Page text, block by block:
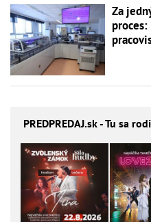
Za
proces:
PREDPREDAJ.sk - Tu sa